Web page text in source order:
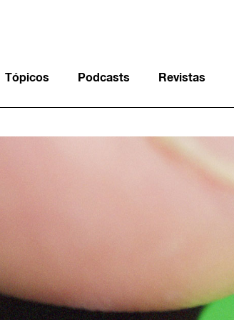
Tópicos Podcasts Revistas